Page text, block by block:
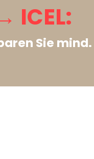
ICEL:
Sie mind.